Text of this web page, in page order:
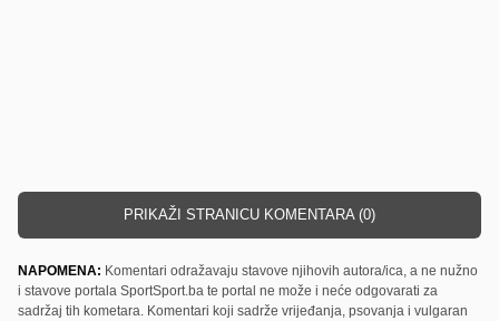
PRIKAŽI STRANICU KOMENTARA (0)
NAPOMENA: Komentari odražavaju stavove njihovih autora/ica, a ne nužno
i stavove portala SportSport.ba te portal ne može i neće odgovarati za
sadržaj tih kometara. Komentari koji sadrže vrijeđanja, psovanja i vulgaran